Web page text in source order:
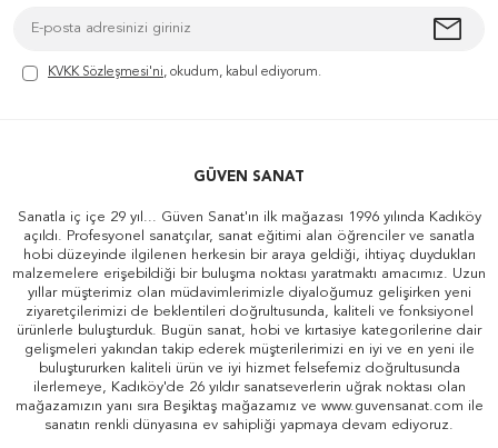
KVKK Sözleşmesi'ni, okudum, kabul ediyorum.
GÜVEN SANAT
Sanatla iç içe 29 yıl... Güven Sanat'ın ilk mağazası 1996 yılında Kadıköy
açıldı. Profesyonel sanatçılar, sanat eğitimi alan öğrenciler ve sanatla
hobi düzeyinde ilgilenen herkesin bir araya geldiği, ihtiyaç duydukları
malzemelere erişebildiği bir buluşma noktası yaratmaktı amacımız. Uzun
yıllar müşterimiz olan müdavimlerimizle diyaloğumuz gelişirken yeni
ziyaretçilerimizi de beklentileri doğrultusunda, kaliteli ve fonksiyonel
ürünlerle buluşturduk. Bugün sanat, hobi ve kırtasiye kategorilerine dair
gelişmeleri yakından takip ederek müşterilerimizi en iyi ve en yeni ile
buluştururken kaliteli ürün ve iyi hizmet felsefemiz doğrultusunda
ilerlemeye, Kadıköy'de 26 yıldır sanatseverlerin uğrak noktası olan
mağazamızın yanı sıra Beşiktaş mağazamız ve www.guvensanat.com ile
sanatın renkli dünyasına ev sahipliği yapmaya devam ediyoruz.